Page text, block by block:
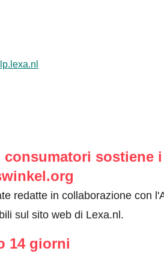
sostiene
redatte in collaborazione con
sul sito web di Lexa.nl.
14 giorni